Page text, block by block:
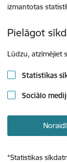
izmantotas
Pielāgot
Lūdzu, atzīmējiet
Statistikas
Sociālo
*Statistikas